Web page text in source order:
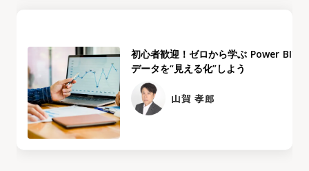
初心者歓迎！ゼロから学ぶ Power BIで
データを“見える化”しよう
山賀 孝郎